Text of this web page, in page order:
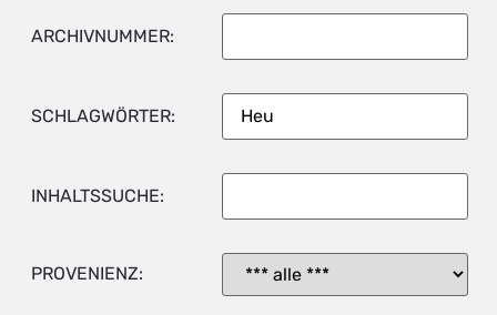
ARCHIVNUMMER:
SCHLAGWÖRTER:
INHALTSSUCHE:
PROVENIENZ: